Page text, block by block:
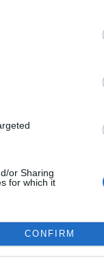
or Sharing
for which it
CONFIRM